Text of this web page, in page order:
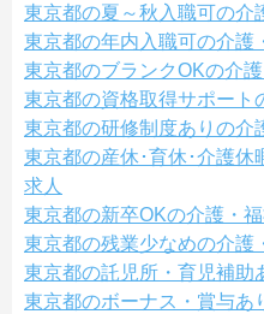
東京都の夏～秋入職可の介
東京都の年内入職可の介護
東京都のブランクOKの介
東京都の資格取得サポート
東京都の研修制度ありの介
東京都の産休･育休･介護休
求人
東京都の新卒OKの介護・福
東京都の残業少なめの介護
東京都の託児所・育児補助
東京都のボーナス・賞与あ